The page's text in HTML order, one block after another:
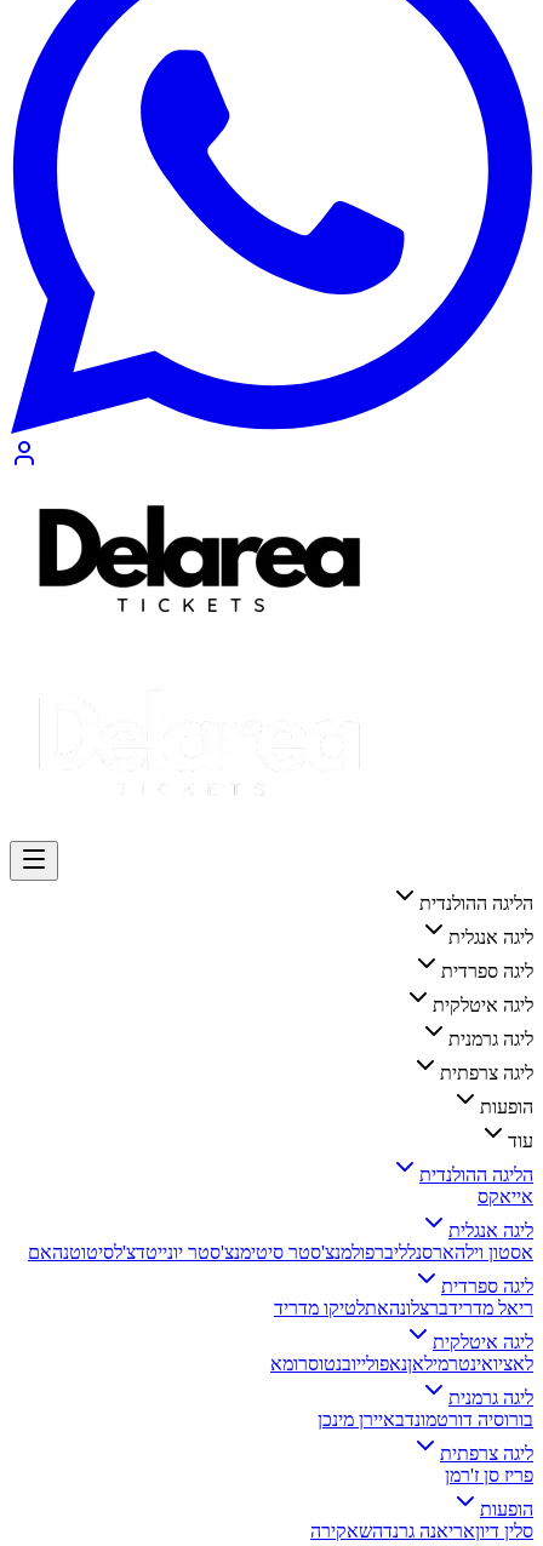
הליגה ההולנדית
ליגה אנגלית
ליגה ספרדית
ליגה איטלקית
ליגה גרמנית
ליגה צרפתית
הופעות
עוד
הליגה ההולנדית
אייאקס
ליגה אנגלית
אסטון וילהארסנלליברפולמנצ'סטר סיטימנצ'סטר יונייטדצ'לסיטוטנהאם
ליגה ספרדית
ריאל מדרידברצלונהאתלטיקו מדריד
ליגה איטלקית
לאציואינטרמילאןנאפולייובנטוסרומא
ליגה גרמנית
בורוסיה דורטמונדבאיירן מינכן
ליגה צרפתית
פריז סן ז'רמן
הופעות
סלין דיוןאריאנה גרנדהשאקירה